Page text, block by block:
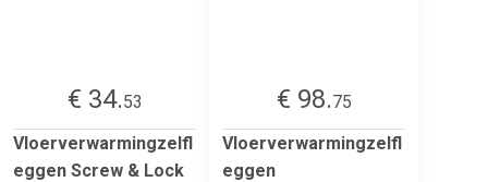
€ 34.53
Vloerverwarmingzelfl
eggen Screw & Lock
€ 98.75
Vloerverwarmingzelfl
eggen